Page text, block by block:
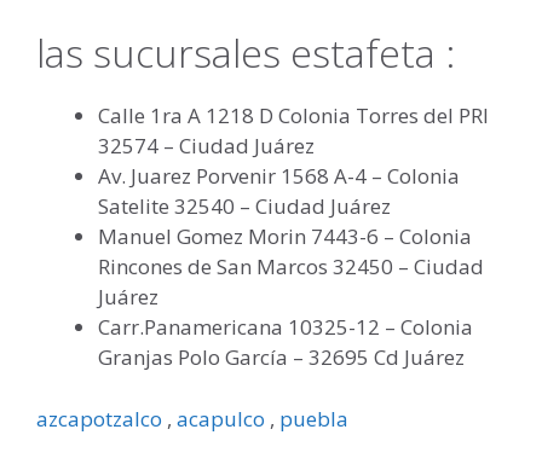
las sucursales estafeta :
Calle 1ra A 1218 D Colonia Torres del PRI
32574 – Ciudad Juárez
Av. Juarez Porvenir 1568 A-4 – Colonia
Satelite 32540 – Ciudad Juárez
Manuel Gomez Morin 7443-6 – Colonia
Rincones de San Marcos 32450 – Ciudad
Juárez
Carr.Panamericana 10325-12 – Colonia
Granjas Polo García – 32695 Cd Juárez
azcapotzalco , acapulco , puebla